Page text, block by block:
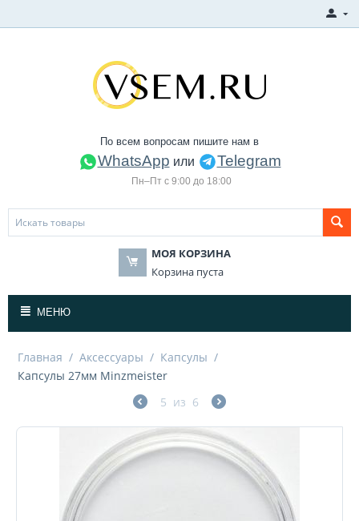
По всем вопросам пишите нам в
WhatsApp или Telegram
Пн–Пт с 9:00 до 18:00
МОЯ КОРЗИНА
Корзина пуста
МЕНЮ
Главная / Аксессуары / Капсулы /
Капсулы 27мм Minzmeister
5 из 6